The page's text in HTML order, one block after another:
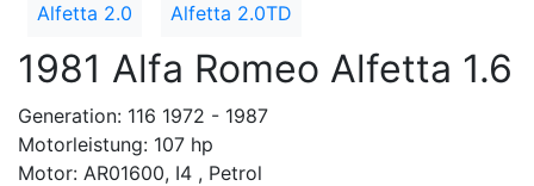
Alfetta 2.0 Alfetta 2.0TD
1981 Alfa Romeo Alfetta 1.6
Generation: 116 1972 - 1987
Motorleistung: 107 hp
Motor: AR01600, I4 , Petrol